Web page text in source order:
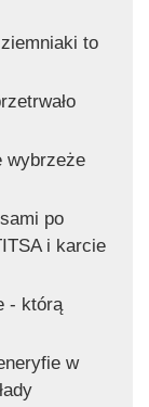
to
wybrzeże
po
i karcie
- którą
w